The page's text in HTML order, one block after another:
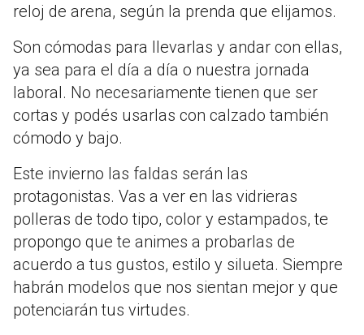
reloj de arena, según la prenda que elijamos.
Son cómodas para llevarlas y andar con ellas,
ya sea para el día a día o nuestra jornada
laboral. No necesariamente tienen que ser
cortas y podés usarlas con calzado también
cómodo y bajo.
Este invierno las faldas serán las
protagonistas. Vas a ver en las vidrieras
polleras de todo tipo, color y estampados, te
propongo que te animes a probarlas de
acuerdo a tus gustos, estilo y silueta. Siempre
habrán modelos que nos sientan mejor y que
potenciarán tus virtudes.